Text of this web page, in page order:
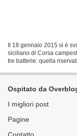
Il 18 gennaio 2015 si è
siciliano di Corsa campestre, a
tre batterie: quella
Ospitato da
I migliori post
Pagine